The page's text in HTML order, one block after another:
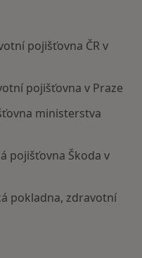
pojišťovna ČR v
pojišťovna v Praze
ministerstva
pojišťovna Škoda v
pokladna, zdravotní